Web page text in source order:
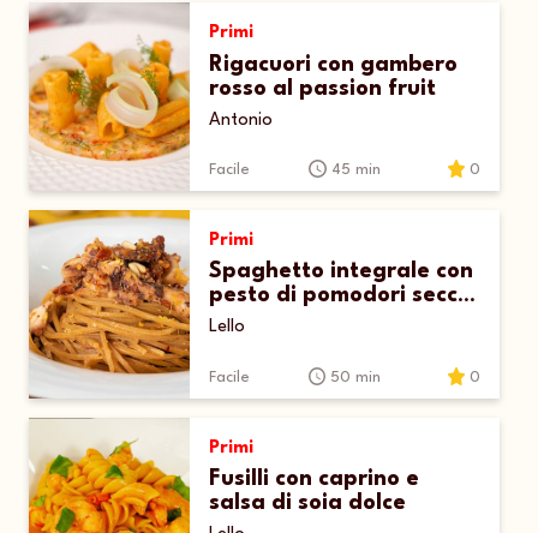
Primi
Rigacuori con gambero
rosso al passion fruit
Antonio
Facile 45 min 0
Primi
Spaghetto integrale con
pesto di pomodori secchi
e polpo croccante
Lello
Facile 50 min 0
Primi
Fusilli con caprino e
salsa di soia dolce